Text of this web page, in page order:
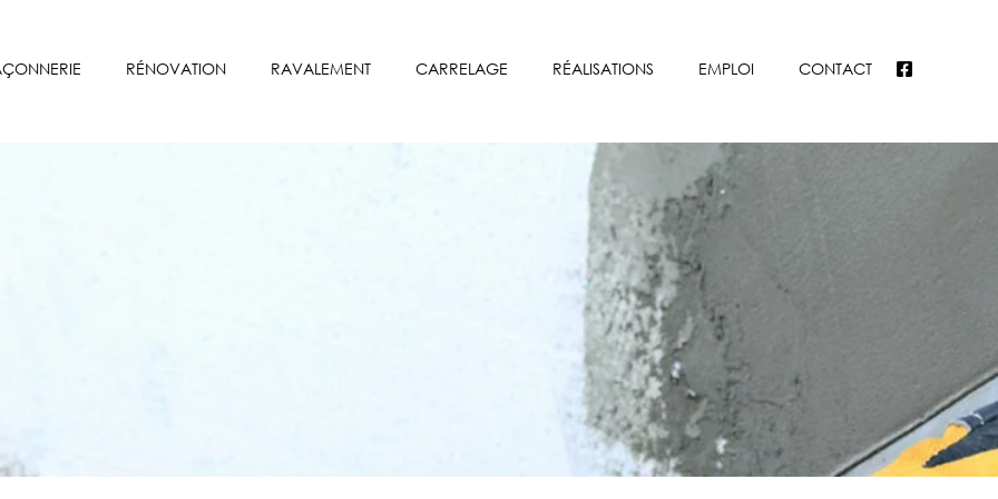
RÉNOVATION RAVALEMENT CARRELAGE RÉALISATIONS EMPLOI CONTACT